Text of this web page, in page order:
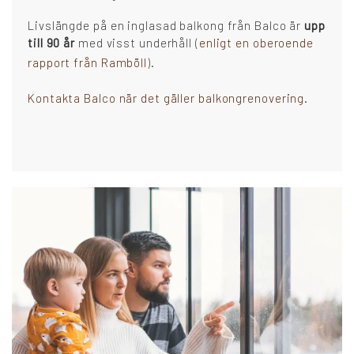
Livslängde på en inglasad balkong från Balco ärupp
till 90 år med visst underhåll (enligt en oberoende
rapport från Ramböll).
Kontakta Balco när det gäller balkongrenovering.